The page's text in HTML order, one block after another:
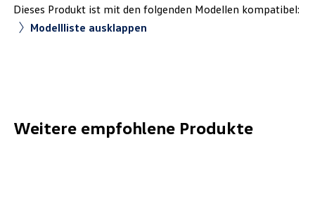
Dieses Produkt ist mit den folgenden Modellen kompatibel:
Modellliste ausklappen
Weitere empfohlene Produkte